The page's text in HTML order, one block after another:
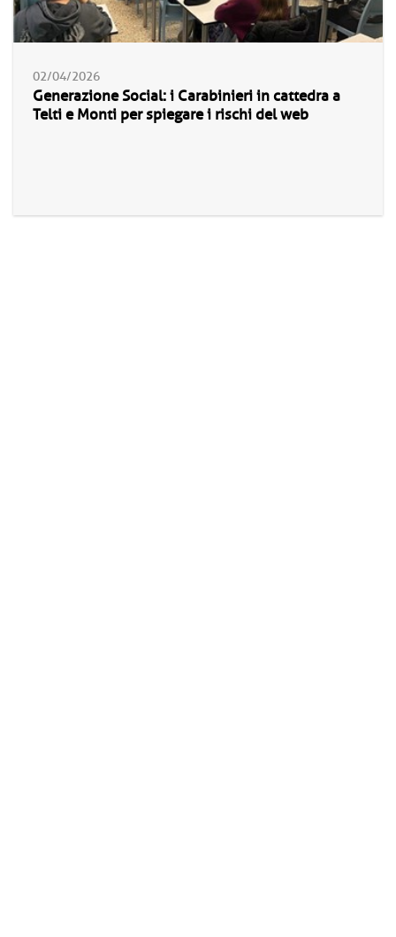
02/04/2026
Generazione Social: i Carabinieri in cattedra a
Telti e Monti per spiegare i rischi del web